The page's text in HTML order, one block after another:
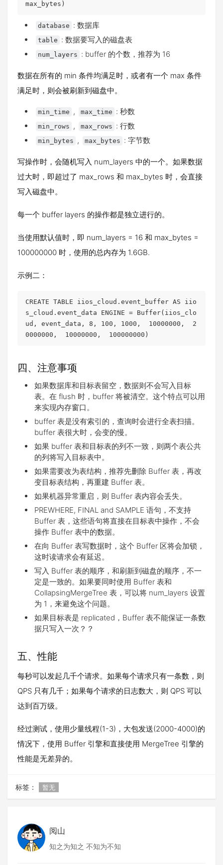
database : 数据库
table : 数据要写入的磁盘表
num_layers : buffer 的个数，推荐为 16
数据在所有的 min 条件均满足时，或者有一个 max 条件
满足时，则会被刷新到磁盘中。
min_time , max_time : 秒数
min_rows , max_rows : 行数
min_bytes , max_bytes : 字节数
写操作时，会随机写入 num_layers 中的一个。如果数据
过大时，即超过了 max_rows 和 max_bytes 时，会直接
写入磁盘中。
每一个 buffer layers 的操作都是独立进行的。
当使用默认值时，即 num_layers = 16 和 max_bytes =
100000000 时，使用的总内存为 1.6GB.
示例二：
CREATE TABLE iios_cloud.event_buffer AS iio
s_cloud.event_data ENGINE = Buffer(iios_clo
ud, event_data, 8, 100, 1000,  10000000,  2
0000000,  10000000,  100000000)
四、注意事项
如果数据库和目标表留空，数据则不会写入目标
表。在 flush 时，buffer 将被清空。这个特点可以用
来实现内存窗口。
buffer 表是没有索引的，查询时会进行全表扫描。
buffer 表很大时，会变的慢。
如果 buffer 表和目标表的列不一致，则两个表公共
的列将写入目标表中。
如果需要改为表结构，推荐先删除 Buffer 表，再改
变目标表结构，再重建 Buffer 表。
如果机器异常重启，则 Buffer 表内容会丢失。
PREWHERE, FINAL and SAMPLE 语句，不支持
Buffer 表，这些语句将直接在目标表中操作，不会
操作 Buffer 表中的数据。
在向 Buffer 表写数据时，这个 Buffer 区将会加锁，
这时读请求会有延迟。
写入 Buffer 表的顺序，和刷新到磁盘的顺序，不一
定是一致的。如果要同时使用 Buffer 表和
CollapsingMergeTree 表，可以将 num_layers 设置
为 1，来避免这个问题。
如果目标表是 replicated，Buffer 表不能保证一条数
据只写入一次？？
五、性能
每秒可以发起几千个请求。如果每个请求只有一条数，则
QPS 只有几千；如果每个请求的日志数大，则 QPS 可以
达到百万级。
经过测试，使用少量线程(1-3)，大包发送(2000-4000)的
情况下，使用 Buffer 引擎和直接使用 MergeTree 引擎的
性能是无差异的。
标签： 暂无
阅山
知之为知之 不知为不知